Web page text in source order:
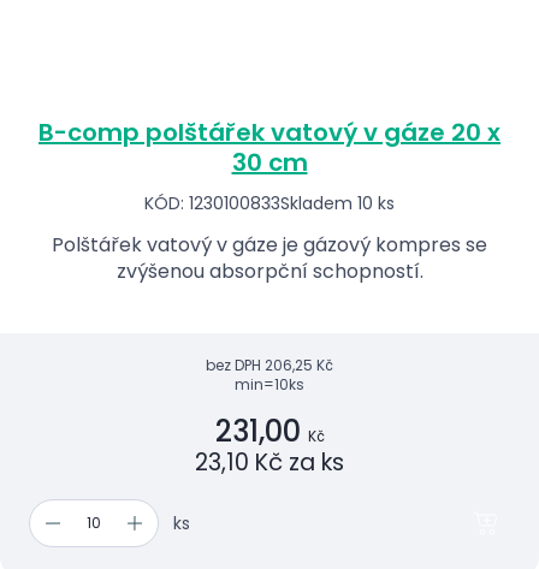
B-comp polštářek vatový v gáze 20 x
30 cm
KÓD: 1230100833Skladem 10 ks
Polštářek vatový v gáze je gázový kompres se
zvýšenou absorpční schopností.
bez DPH 206,25 Kč
min=10ks
231,00 Kč
23,10 Kč za ks
ks